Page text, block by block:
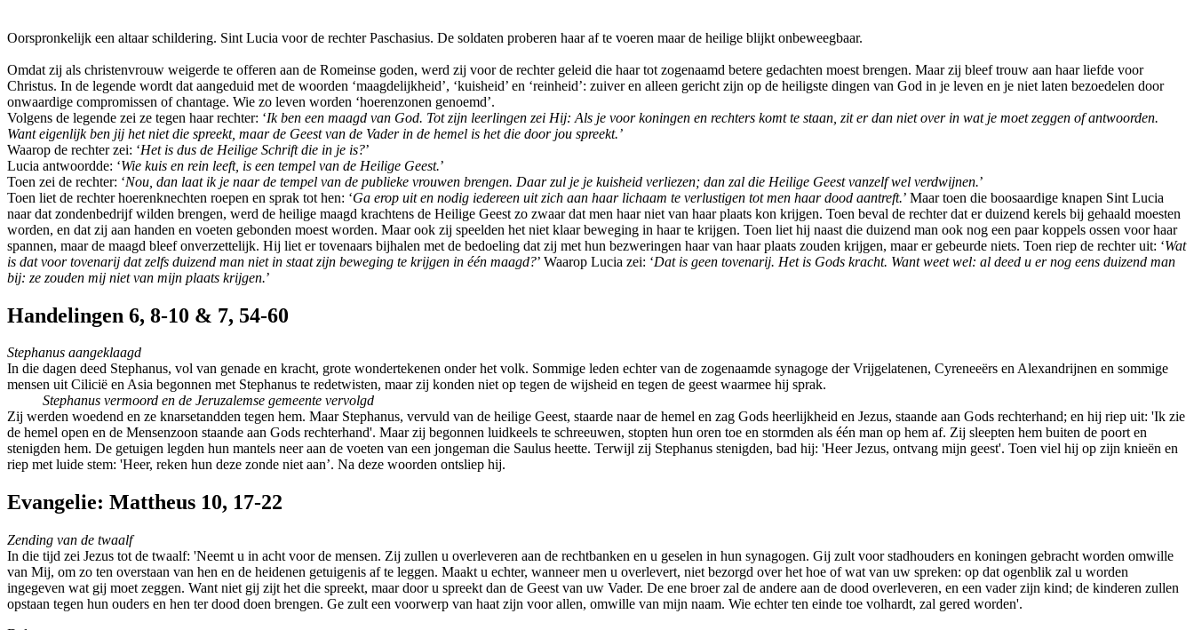
Oorspronkelijk een altaar schildering. Sint Lucia voor de rechter Paschasius. De soldaten proberen haar af te voeren maar de heilige blijkt onbeweegbaar.
Omdat zij als christenvrouw weigerde te offeren aan de Romeinse goden, werd zij voor de rechter geleid die haar tot zogenaamd betere gedachten moest brengen. Maar zij bleef trouw aan haar liefde voor
Christus. In de legende wordt dat aangeduid met de woorden ‘maagdelijkheid’, ‘kuisheid’ en ‘reinheid’: zuiver en alleen gericht zijn op de heiligste dingen van God in je leven en je niet laten bezoedelen door
onwaardige compromissen of chantage. Wie zo leven worden ‘hoerenzonen genoemd’.
Volgens de legende zei ze tegen haar rechter: ‘Ik ben een maagd van God. Tot zijn leerlingen zei Hij: Als je voor koningen en rechters komt te staan, zit er dan niet over in wat je moet zeggen of antwoorden.
Want eigenlijk ben jij het niet die spreekt, maar de Geest van de Vader in de hemel is het die door jou spreekt.’
Waarop de rechter zei: ‘Het is dus de Heilige Schrift die in je is?’
Lucia antwoordde: ‘Wie kuis en rein leeft, is een tempel van de Heilige Geest.’
Toen zei de rechter: ‘Nou, dan laat ik je naar de tempel van de publieke vrouwen brengen. Daar zul je je kuisheid verliezen; dan zal die Heilige Geest vanzelf wel verdwijnen.’
Toen liet de rechter hoerenknechten roepen en sprak tot hen: ‘Ga erop uit en nodig iedereen uit zich aan haar lichaam te verlustigen tot men haar dood aantreft.’ Maar toen die boosaardige knapen Sint Lucia
naar dat zondenbedrijf wilden brengen, werd de heilige maagd krachtens de Heilige Geest zo zwaar dat men haar niet van haar plaats kon krijgen. Toen beval de rechter dat er duizend kerels bij gehaald moesten
worden, en dat zij aan handen en voeten gebonden moest worden. Maar ook zij speelden het niet klaar beweging in haar te krijgen. Toen liet hij naast die duizend man ook nog een paar koppels ossen voor haar
spannen, maar de maagd bleef onverzettelijk. Hij liet er tovenaars bijhalen met de bedoeling dat zij met hun bezweringen haar van haar plaats zouden krijgen, maar er gebeurde niets. Toen riep de rechter uit: ‘Wat
is dat voor tovenarij dat zelfs duizend man niet in staat zijn beweging te krijgen in één maagd?’ Waarop Lucia zei: ‘Dat is geen tovenarij. Het is Gods kracht. Want weet wel: al deed u er nog eens duizend man
bij: ze zouden mij niet van mijn plaats krijgen.’
Handelingen 6, 8-10 & 7, 54-60
Stephanus aangeklaagd
In die dagen deed Stephanus, vol van genade en kracht, grote wondertekenen onder het volk. Sommige leden echter van de zogenaamde synagoge der Vrijgelatenen, Cyreneeërs en Alexandrijnen en sommige
mensen uit Cilicië en Asia begonnen met Stephanus te redetwisten, maar zij konden niet op tegen de wijsheid en tegen de geest waarmee hij sprak.
Stephanus vermoord en de Jeruzalemse gemeente vervolgd
Zij werden woedend en ze knarsetandden tegen hem. Maar Stephanus, vervuld van de heilige Geest, staarde naar de hemel en zag Gods heerlijkheid en Jezus, staande aan Gods rechterhand; en hij riep uit: 'Ik zie
de hemel open en de Mensenzoon staande aan Gods rechterhand'. Maar zij begonnen luidkeels te schreeuwen, stopten hun oren toe en stormden als één man op hem af. Zij sleepten hem buiten de poort en
stenigden hem. De getuigen legden hun mantels neer aan de voeten van een jongeman die Saulus heette. Terwijl zij Stephanus stenigden, bad hij: 'Heer Jezus, ontvang mijn geest'. Toen viel hij op zijn knieën en
riep met luide stem: 'Heer, reken hun deze zonde niet aan’. Na deze woorden ontsliep hij.
Evangelie: Mattheus 10, 17-22
Zending van de twaalf
In die tijd zei Jezus tot de twaalf: 'Neemt u in acht voor de mensen. Zij zullen u overleveren aan de rechtbanken en u geselen in hun synagogen. Gij zult voor stadhouders en koningen gebracht worden omwille
van Mij, om zo ten overstaan van hen en de heidenen getuigenis af te leggen. Maakt u echter, wanneer men u overlevert, niet bezorgd over het hoe of wat van uw spreken: op dat ogenblik zal u worden
ingegeven wat gij moet zeggen. Want niet gij zijt het die spreekt, maar door u spreekt dan de Geest van uw Vader. De ene broer zal de andere aan de dood overleveren, en een vader zijn kind; de kinderen zullen
opstaan tegen hun ouders en hen ter dood doen brengen. Ge zult een voorwerp van haat zijn voor allen, omwille van mijn naam. Wie echter ten einde toe volhardt, zal gered worden'.